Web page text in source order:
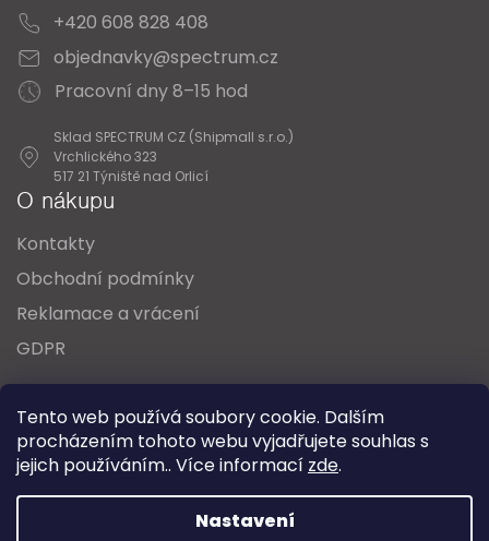
Tento web používá soubory cookie. Dalším
procházením tohoto webu vyjadřujete souhlas s
jejich používáním.. Více informací zde.
Nastavení
+420 608 828 408
objednavky@spectrum.cz
Pracovní dny 8–15 hod
Sklad SPECTRUM CZ (Shipmall s.r.o.)
Vrchlického 323
517 21 Týniště nad Orlicí
O nákupu
Kontakty
Obchodní podmínky
Reklamace a vrácení
GDPR
Oblíbené série svítidel: Nordlux Alton
Nordlux Milford Nordlux Oja Nordlux Ellen
Nordlux Explore Nordlux Landon
Vytvořil Shoptet